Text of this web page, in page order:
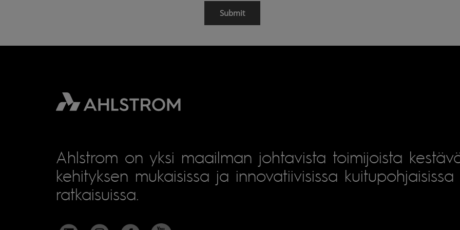
Ahlstrom on yksi maailman johtavista toimijoista
kehityksen mukaisissa ja innovatiivisissa kuitupohjaisissa
ratkaisuissa.